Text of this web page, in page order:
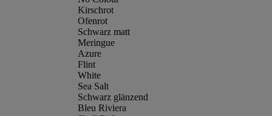
Kirschrot
Ofenrot
Schwarz matt
Meringue
Azure
Flint
White
Sea Salt
Schwarz glänzend
Bleu Riviera